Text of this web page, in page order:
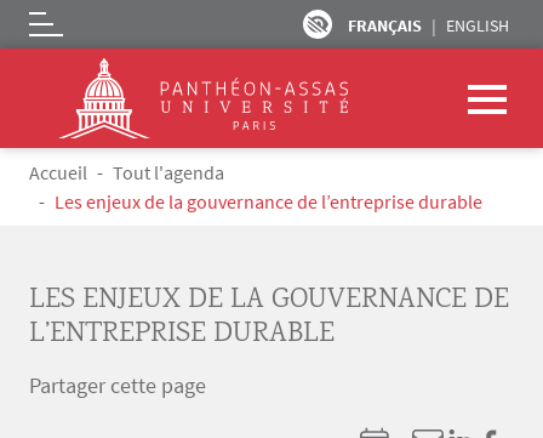
Aller au contenu principal
FRANÇAIS ENGLISH
Logo
Fil d'Ariane
Accueil
Tout l'agenda
Les enjeux de la gouvernance de l’entreprise durable
LES ENJEUX DE LA GOUVERNANCE DE
L’ENTREPRISE DURABLE
Partager cette page